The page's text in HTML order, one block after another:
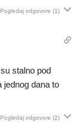
Pogledaj odgovore (1)
stalno pod
jednog dana to
Pogledaj odgovore (2)